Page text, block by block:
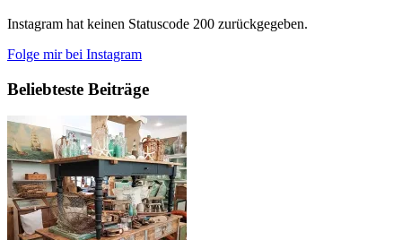
Instagram hat keinen Statuscode 200 zurückgegeben.
Folge mir bei Instagram
Beliebteste Beiträge